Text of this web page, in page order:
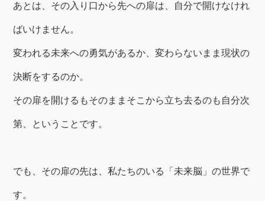
あとは、その入り口から先への扉は、自分で開けなけれ
ばいけません。
変われる未来への勇気があるか、変わらないまま現状の
決断をするのか。
その扉を開けるもそのままそこから立ち去るのも自分次
第、ということです。
でも、その扉の先は、私たちのいる「未来脳」の世界で
す。